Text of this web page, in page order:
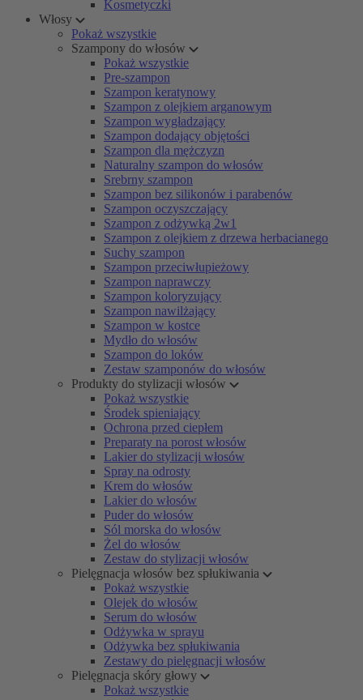
Kosmetyczki
Włosy
Pokaż wszystkie
Szampony do włosów
Pokaż wszystkie
Pre-szampon
Szampon keratynowy
Szampon z olejkiem arganowym
Szampon wygładzający
Szampon dodający objętości
Szampon dla mężczyzn
Naturalny szampon do włosów
Srebrny szampon
Szampon bez silikonów i parabenów
Szampon oczyszczający
Szampon z odżywką 2w1
Szampon z olejkiem z drzewa herbacianego
Suchy szampon
Szampon przeciwłupieżowy
Szampon naprawczy
Szampon koloryzujący
Szampon nawilżający
Szampon w kostce
Mydło do włosów
Szampon do loków
Zestaw szamponów do włosów
Produkty do stylizacji włosów
Pokaż wszystkie
Środek spieniający
Ochrona przed ciepłem
Preparaty na porost włosów
Lakier do stylizacji włosów
Spray na odrosty
Krem do włosów
Lakier do włosów
Puder do włosów
Sól morska do włosów
Żel do włosów
Zestaw do stylizacji włosów
Pielęgnacja włosów bez spłukiwania
Pokaż wszystkie
Olejek do włosów
Serum do włosów
Odżywka w sprayu
Odżywka bez spłukiwania
Zestawy do pielęgnacji włosów
Pielęgnacja skóry głowy
Pokaż wszystkie